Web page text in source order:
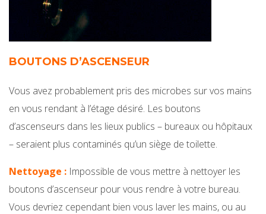
BOUTONS D’ASCENSEUR
Vous avez probablement pris des microbes sur vos mains
en vous rendant à l’étage désiré. Les boutons
d’ascenseurs dans les lieux publics – bureaux ou hôpitaux
– seraient plus contaminés qu’un siège de toilette.
Nettoyage : Impossible de vous mettre à nettoyer les
boutons d’ascenseur pour vous rendre à votre bureau.
Vous devriez cependant bien vous laver les mains, ou au